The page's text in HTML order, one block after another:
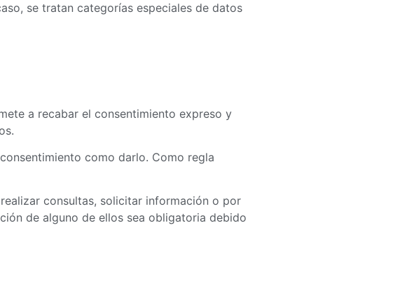
se tratan categorías especiales de datos
a recabar el consentimiento expreso y
como darlo. Como regla
consultas, solicitar información o por
de alguno de ellos sea obligatoria debido